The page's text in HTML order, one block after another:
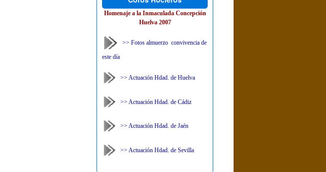
Homenaje a la Inmaculada Concepción
Huelva 2007
>> Fotos almuerzo convivencia de
este día
>> Actuación Hdad. de Huelva
>> Actuación Hdad. de Cádiz
>> Actuación Hdad. de Jaén
>> Actuación Hdad. de Sevilla